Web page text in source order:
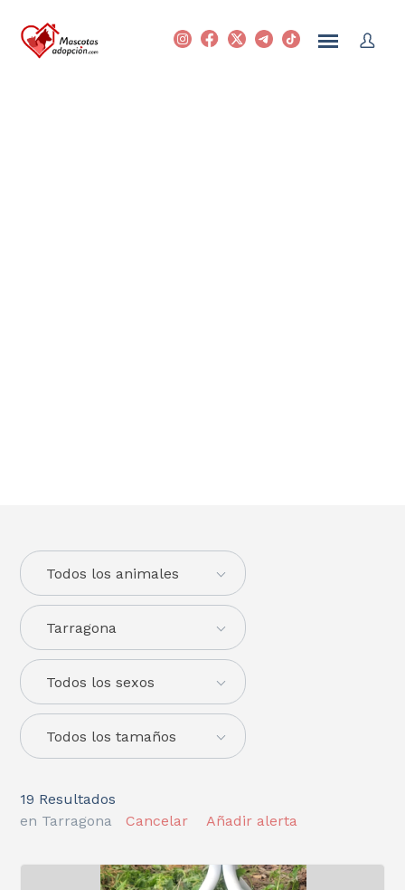
Tarragona
Todos los animales
Todos los sexos
Todos los tamaños
19 Resultados
en Tarragona
Cancelar Añadir alerta